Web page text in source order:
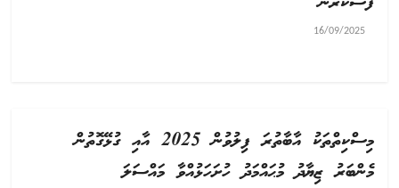
16/09/2025
މިސްކިތްތަކު އާބާތުރަ ފިލުވުން 2025 އާއި ގުޅޭގޮތުން
މެންބަރު ޒިޔާދު މުޙައްމަދު ހުށަހަޅުއްވާ މައްސަލަ